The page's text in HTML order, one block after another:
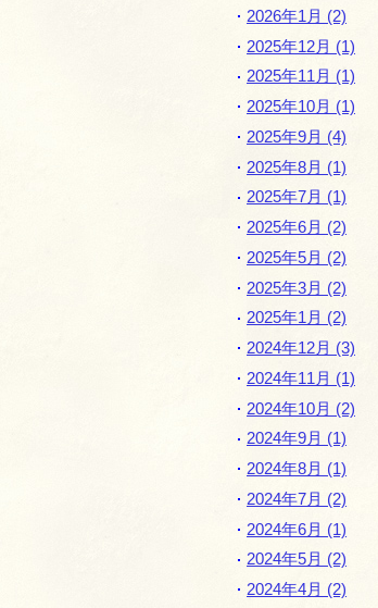
2026年1月 (2)
2025年12月 (1)
2025年11月 (1)
2025年10月 (1)
2025年9月 (4)
2025年8月 (1)
2025年7月 (1)
2025年6月 (2)
2025年5月 (2)
2025年3月 (2)
2025年1月 (2)
2024年12月 (3)
2024年11月 (1)
2024年10月 (2)
2024年9月 (1)
2024年8月 (1)
2024年7月 (2)
2024年6月 (1)
2024年5月 (2)
2024年4月 (2)